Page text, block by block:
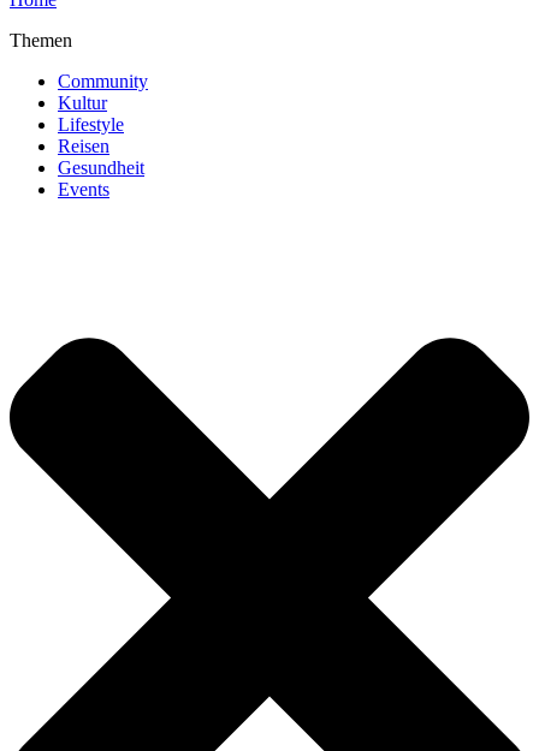
Themen
Community
Kultur
Lifestyle
Reisen
Gesundheit
Events